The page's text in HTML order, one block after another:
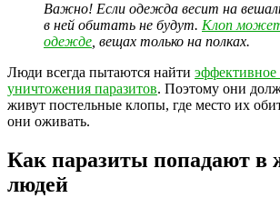
Важно! Если одежда весит на
в ней обитать не будут. Клоп
одежде , вещах только на полках.
Люди всегда пытаются найти эффективное
уничтожения паразитов. Поэтому они
живут постельные клопы, где место их
они оживать.
Как паразиты попадают в
людей